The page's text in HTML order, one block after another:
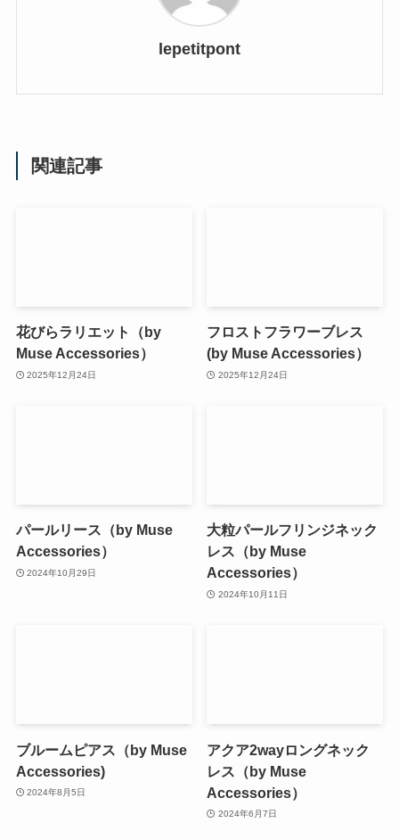
lepetitpont
関連記事
花びらラリエット（by
Muse Accessories）
2025年12月24日
フロストフラワーブレス
(by Muse Accessories）
2025年12月24日
パールリース（by Muse
Accessories）
2024年10月29日
大粒パールフリンジネック
レス（by Muse
Accessories）
2024年10月11日
ブルームピアス（by Muse
Accessories)
2024年8月5日
アクア2wayロングネック
レス（by Muse
Accessories）
2024年6月7日